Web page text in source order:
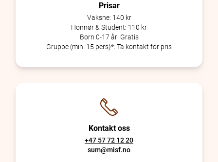
Prisar
Vaksne: 140 kr
Honnør & Student: 110 kr
Born 0-17 år: Gratis
Gruppe (min. 15 pers)*: Ta kontakt for pris
Kontakt oss
+47 57 72 12 20
sum@misf.no